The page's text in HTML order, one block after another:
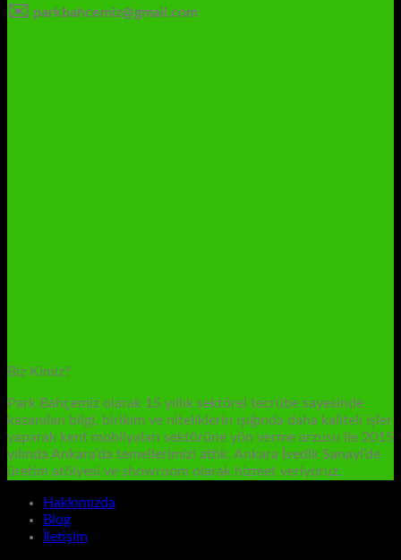
✉️ parkbahcemiz@gmail.com
Biz Kimiz?
Park Bahçemiz olarak 15 yıllık sektörel tecrübe sayesinde
kazanılan bilgi, birikim ve niteliklerin ışığında daha kaliteli işler
yaparak kent mobilyaları sektörüne yön verme arzusu ile 2015
yılında Ankara’da temellerimizi attık. Ankara İvedik Sanayi’de
üretim atölyesi ve showroom olarak hizmet veriyoruz.
Hakkımızda
Blog
İletişim